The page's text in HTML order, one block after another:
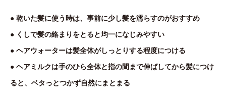
● 乾いた髪に使う時は、事前に少し髪を濡らすのがおすすめ
● くしで髪の絡まりをとると均一になじみやすい
● ヘアウォーターは髪全体がしっとりする程度につける
● ヘアミルクは手のひら全体と指の間まで伸ばしてから髪につけ
ると、ベタっとつかず自然にまとまる